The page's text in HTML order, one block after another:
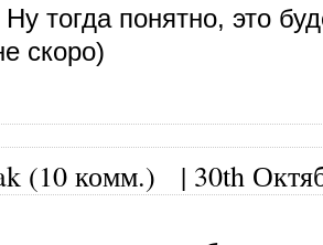
Ну тогда понятно, это
скоро)
(10 комм.) | 30th